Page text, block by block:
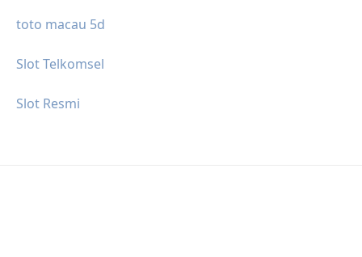
toto macau 5d
Slot Telkomsel
Slot Resmi